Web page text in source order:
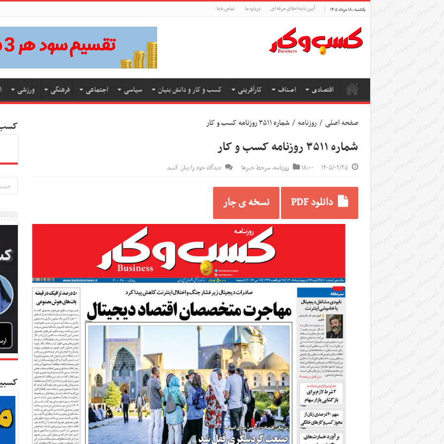
یکشنبه , ۱۸ مرداد ۱۴۰۵ آیین نامه اخلاق حرفه ای درباره ما تماس باما
اقتصادی اصناف کارآفرینی کسب و کار و دانش بنیان سیاسی اجتماعی فرهنگی ورزشی
صفحه اصلی / روزنامه / شماره ۳۵۱۱ روزنامه کسب و کار
شماره ۳۵۱۱ روزنامه کسب و کار
۱۴۰۵/۰۲/۲۵ ۱۸:۰۰ روزنامه,سرخط خبرها دیدگاه خود را بیان کنید
دانلود PDF نسخه ی جار
کسب